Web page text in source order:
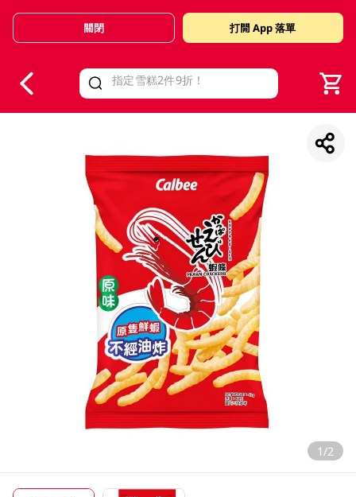
Valid Until 30 June 2026
關閉 打開 App 落單
1/2